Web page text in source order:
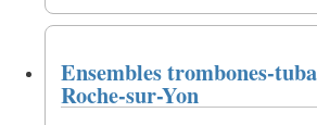
Ensembles trombones-
Roche-sur-Yon